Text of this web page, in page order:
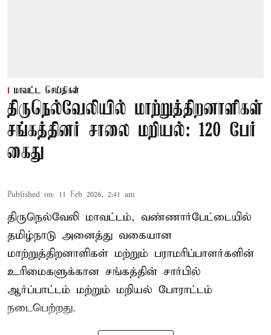
மாவட்ட செய்திகள்
திருநெல்வேலியில் மாற்றுத்திறனாளிகள்
சங்கத்தினர் சாலை மறியல்: 120 பேர்
கைது
Published on: 11 Feb 2026, 2:41 am
திருநெல்வேலி மாவட்டம், வண்ணார்பேட்டையில்
தமிழ்நாடு அனைத்து வகையான
மாற்றுத்திறனாளிகள் மற்றும் பராமரிப்பாளர்களின்
உரிமைகளுக்கான சங்கத்தின் சார்பில்
ஆர்ப்பாட்டம் மற்றும் மறியல் போராட்டம்
நடைபெற்றது.